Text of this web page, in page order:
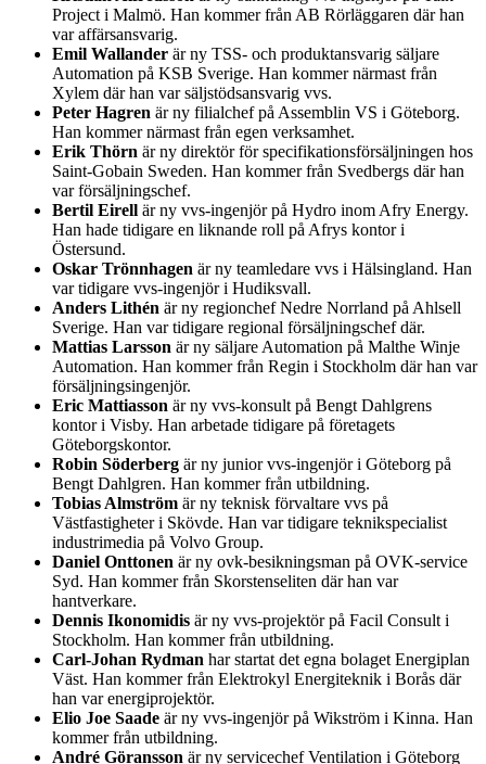
Project i Malmö. Han kommer från AB Rörläggaren där han
var affärsansvarig.
Emil Wallander är ny TSS- och produktansvarig säljare
Automation på KSB Sverige. Han kommer närmast från
Xylem där han var säljstödsansvarig vvs.
Peter Hagren är ny filialchef på Assemblin VS i Göteborg.
Han kommer närmast från egen verksamhet.
Erik Thörn är ny direktör för specifikationsförsäljningen hos
Saint-Gobain Sweden. Han kommer från Svedbergs där han
var försäljningschef.
Bertil Eirell är ny vvs-ingenjör på Hydro inom Afry Energy.
Han hade tidigare en liknande roll på Afrys kontor i
Östersund.
Oskar Trönnhagen är ny teamledare vvs i Hälsingland. Han
var tidigare vvs-ingenjör i Hudiksvall.
Anders Lithén är ny regionchef Nedre Norrland på Ahlsell
Sverige. Han var tidigare regional försäljningschef där.
Mattias Larsson är ny säljare Automation på Malthe Winje
Automation. Han kommer från Regin i Stockholm där han var
försäljningsingenjör.
Eric Mattiasson är ny vvs-konsult på Bengt Dahlgrens
kontor i Visby. Han arbetade tidigare på företagets
Göteborgskontor.
Robin Söderberg är ny junior vvs-ingenjör i Göteborg på
Bengt Dahlgren. Han kommer från utbildning.
Tobias Almström är ny teknisk förvaltare vvs på
Västfastigheter i Skövde. Han var tidigare teknikspecialist
industrimedia på Volvo Group.
Daniel Onttonen är ny ovk-besikningsman på OVK-service
Syd. Han kommer från Skorstenseliten där han var
hantverkare.
Dennis Ikonomidis är ny vvs-projektör på Facil Consult i
Stockholm. Han kommer från utbildning.
Carl-Johan Rydman har startat det egna bolaget Energiplan
Väst. Han kommer från Elektrokyl Energiteknik i Borås där
han var energiprojektör.
Elio Joe Saade är ny vvs-ingenjör på Wikström i Kinna. Han
kommer från utbildning.
André Göransson är ny servicechef Ventilation i Göteborg